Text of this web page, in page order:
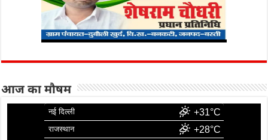
आज का मौषम
नई दिल्ली +31°C
राजस्थान +28°C